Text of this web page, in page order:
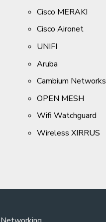
Cisco MERAKI
Cisco Aironet
UNIFI
Aruba
Cambium Networks
OPEN MESH
Wifi Watchguard
Wireless XIRRUS